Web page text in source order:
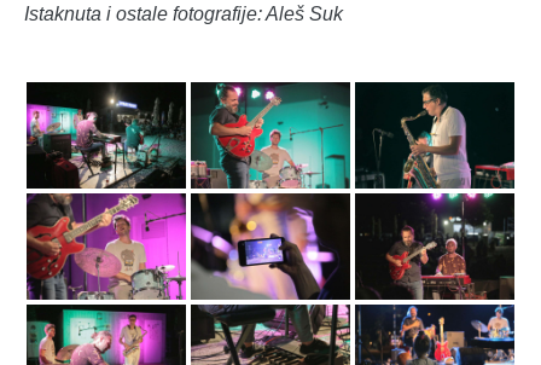
Istaknuta i ostale fotografije: Aleš Suk